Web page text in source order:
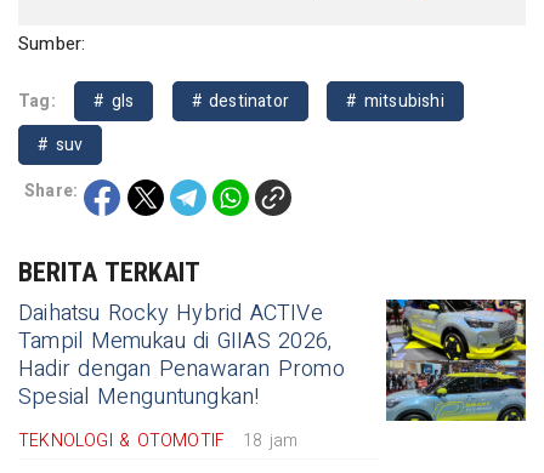
Sumber:
Tag: # gls # destinator
# mitsubishi
# suv
Share:
BERITA TERKAIT
Daihatsu Rocky Hybrid ACTIVe
Tampil Memukau di GIIAS 2026,
Hadir dengan Penawaran Promo
Spesial Menguntungkan!
TEKNOLOGI & OTOMOTIF 18 jam